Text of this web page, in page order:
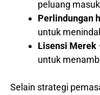
peluang
Perlindungan
untuk
Lisensi Merek
untuk
Selain strategi